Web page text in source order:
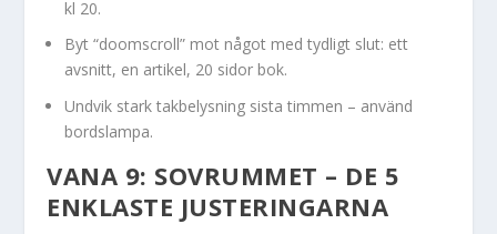
kl 20.
Byt “doomscroll” mot något med tydligt slut: ett
avsnitt, en artikel, 20 sidor bok.
Undvik stark takbelysning sista timmen – använd
bordslampa.
VANA 9: SOVRUMMET – DE 5
ENKLASTE JUSTERINGARNA